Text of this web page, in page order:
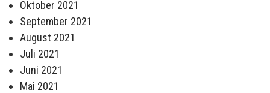
Oktober 2021
September 2021
August 2021
Juli 2021
Juni 2021
Mai 2021